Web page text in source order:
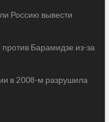
Россию вывести
Барамидзе из-за
в 2008-м разрушила